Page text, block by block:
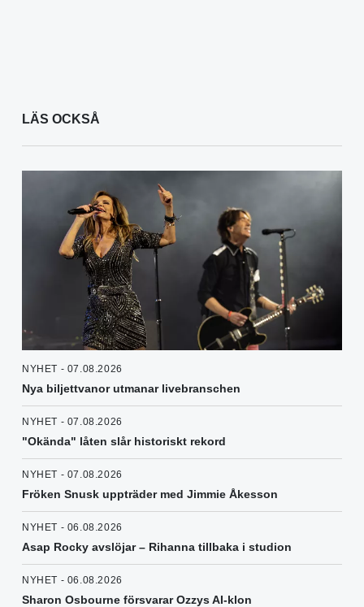
LÄS OCKSÅ
NYHET - 07.08.2026
Nya biljettvanor utmanar livebranschen
NYHET - 07.08.2026
"Okända" låten slår historiskt rekord
NYHET - 07.08.2026
Fröken Snusk uppträder med Jimmie Åkesson
NYHET - 06.08.2026
Asap Rocky avslöjar – Rihanna tillbaka i studion
NYHET - 06.08.2026
Sharon Osbourne försvarar Ozzys AI-klon